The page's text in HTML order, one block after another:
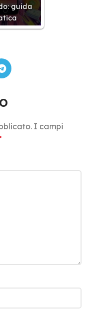
guida
I campi